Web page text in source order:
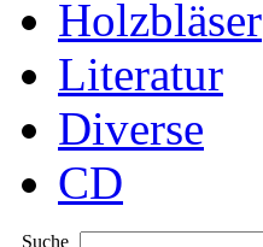
Holzbläser
Literatur
Diverse
CD
Suche